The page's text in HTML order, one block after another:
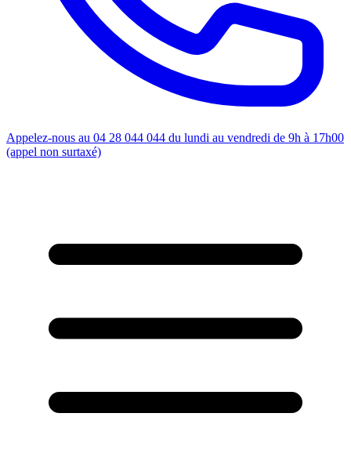
Appelez-nous au 04 28 044 044 du lundi au vendredi de 9h à 17h00
(appel non surtaxé)